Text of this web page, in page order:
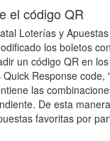
el código QR
Loterías y
los boletos
un código QR en
Response code,
las
De esta
favoritas por